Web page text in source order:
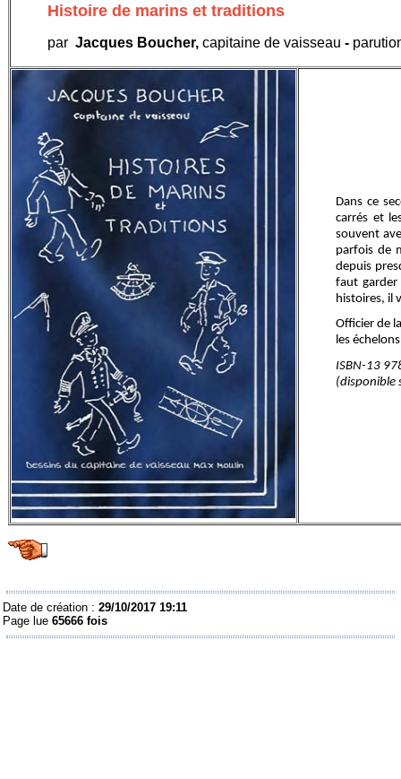
Histoire de marins et traditions
parJacques Boucher,capitaine de vaisseau -
Dans ce
carrés et
souvent
parfois de
depuis
faut garder
histoires, il
Officier de
les
ISBN-13
(disponible
Date de création :29/10/2017 19:11
Page lue65666 fois